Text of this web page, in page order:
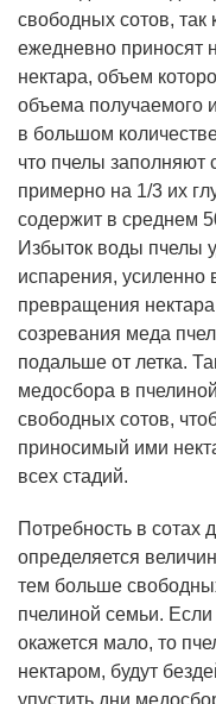
свободных сотов, так
ежедневно приносят
нектара, объем
объема получаемого
в большом
что пчелы заполняют
примерно на 1/3 их
содержит в среднем
Избыток воды пчелы
испарения, усиленно
превращения
созревания меда
подальше от летка.
медосбора в
свободных сотов,
приносимый ими
всех стадий.
Потребность в сотах
определяется
тем больше
пчелиной семьи.
окажется мало, то
нектаром, будут
упустить дни